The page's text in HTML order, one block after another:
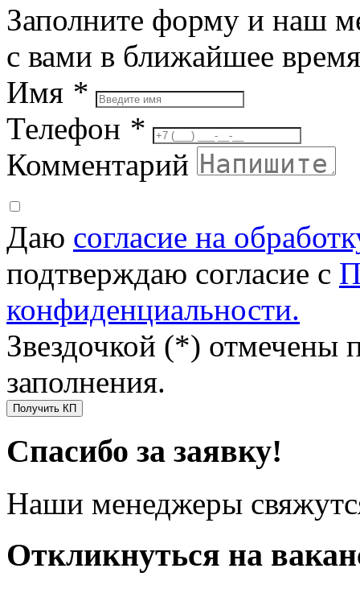
Заполните форму и наш
с вами в ближайшее время
Имя *
Телефон *
Комментарий
Даю согласие на
подтверждаю согласие с
конфиденциальности.
Звездочкой (*) отмечены
заполнения.
Получить КП
Спасибо за заявку!
Наши менеджеры
Откликнуться на